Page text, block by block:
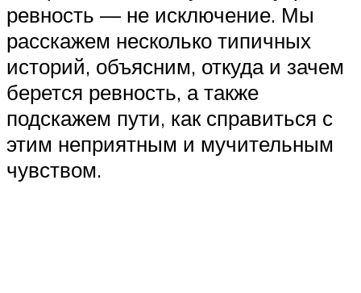
ревность — не исключение. Мы
расскажем несколько типичных
историй, объясним, откуда и зачем
берется ревность, а также
подскажем пути, как справиться с
этим неприятным и мучительным
чувством.